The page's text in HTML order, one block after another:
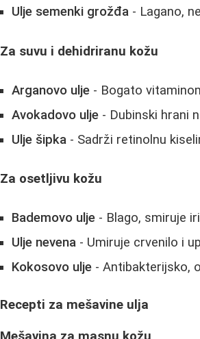
Ulje semenki grožđa - Lagano,
Za suvu i dehidriranu kožu
Arganovo ulje - Bogato
Avokadovo ulje - Dubinski hrani
Ulje šipka - Sadrži retinolnu
Za osetljivu kožu
Bademovo ulje - Blago, smiruje
Ulje nevena - Umiruje crvenilo i
Kokosovo ulje - Antibakterijsko,
Recepti za mešavine ulja